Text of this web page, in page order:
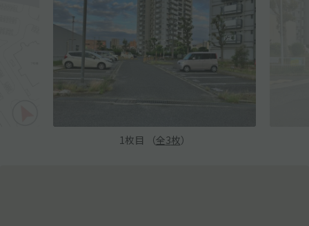
1 枚目 （全3枚）